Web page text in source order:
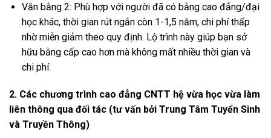
Văn bằng 2: Phù hợp với người đã có bằng cao đẳng/đại
học khác, thời gian rút ngắn còn 1-1,5 năm, chi phí thấp
nhờ miễn giảm theo quy định. Lộ trình này giúp bạn sở
hữu bằng cấp cao hơn mà không mất nhiều thời gian và
chi phí.
2. Các chương trình cao đẳng CNTT hệ vừa học vừa làm
liên thông qua đối tác (tư vấn bởi Trung Tâm Tuyển Sinh
và Truyền Thông)